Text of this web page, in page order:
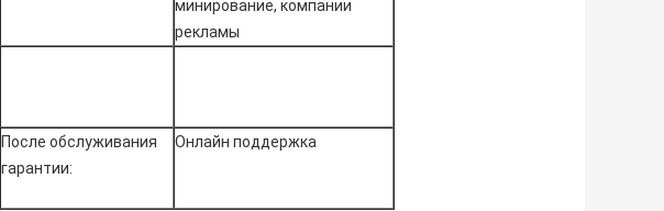
минирование, компании
рекламы
После обслуживания
гарантии:
Онлайн поддержка